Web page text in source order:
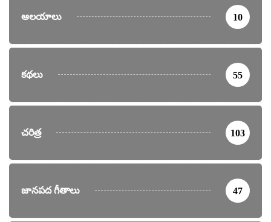
ఆలయాలు 10
కథలు 55
చరిత్ర 103
జానపద గీతాలు 47